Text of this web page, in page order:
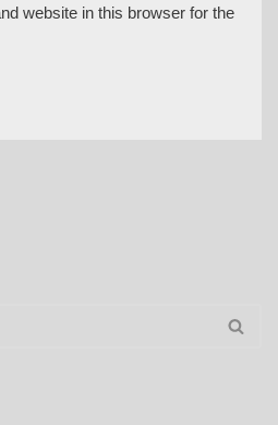
website in this browser for the